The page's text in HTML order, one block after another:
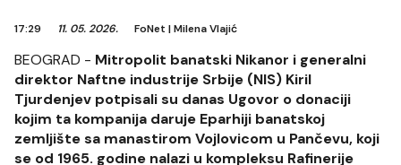
17:29 11. 05. 2026. FoNet |Milena Vlajić
BEOGRAD - Mitropolit banatski Nikanor i generalni
direktor Naftne industrije Srbije (NIS) Kiril
Tjurdenjev potpisali su danas Ugovor o donaciji
kojim ta kompanija daruje Eparhiji banatskoj
zemljište sa manastirom Vojlovicom u Pančevu, koji
se od 1965. godine nalazi u kompleksu Rafinerije